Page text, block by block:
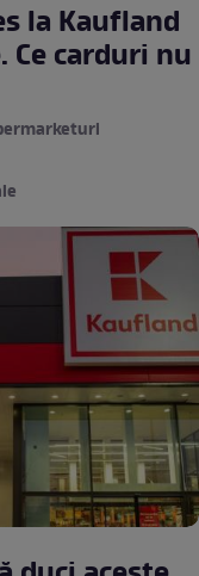
la Kaufland
Ce carduri nu